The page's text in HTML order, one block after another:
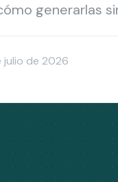
generarlas
julio de 2026